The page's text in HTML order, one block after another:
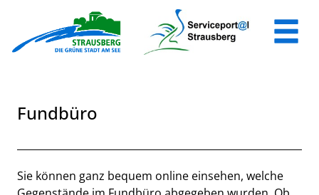
Zum Hauptinhalt springen
Fundbüro
Beschreibung
Sie können ganz bequem online einsehen, welche